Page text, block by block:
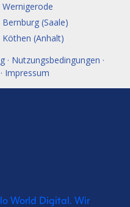
Wernigerode
Bernburg (Saale)
Köthen (Anhalt)
· Nutzungsbedingungen ·
Impressum
World Digital. Wir